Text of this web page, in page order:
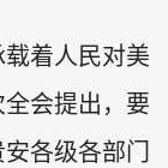
着人民对美
会提出，要
各级各部门